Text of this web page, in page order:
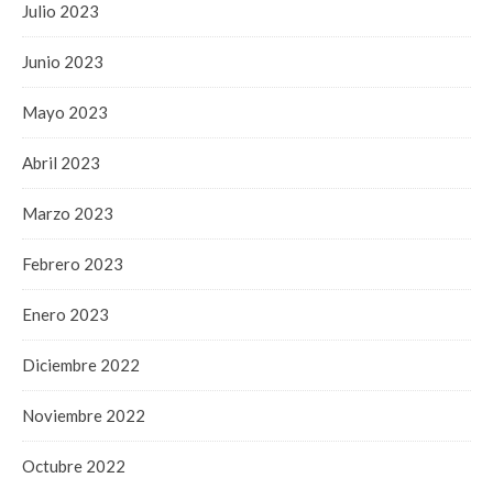
Julio 2023
Junio 2023
Mayo 2023
Abril 2023
Marzo 2023
Febrero 2023
Enero 2023
Diciembre 2022
Noviembre 2022
Octubre 2022